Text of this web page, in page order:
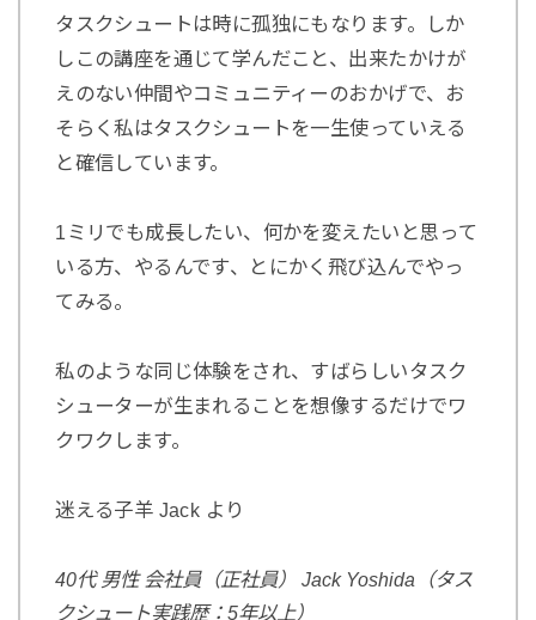
タスクシュートは時に孤独にもなります。しか
しこの講座を通じて学んだこと、出来たかけが
えのない仲間やコミュニティーのおかげで、お
そらく私はタスクシュートを一生使っていえる
と確信しています。
1ミリでも成長したい、何かを変えたいと思って
いる方、やるんです、とにかく飛び込んでやっ
てみる。
私のような同じ体験をされ、すばらしいタスク
シューターが生まれることを想像するだけでワ
クワクします。
迷える子羊 Jack より
40代 男性 会社員（正社員） Jack Yoshida（タス
クシュート実践歴：5年以上）